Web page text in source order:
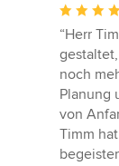
5
von
5
Sternen
“Herr
noch
Planung
von
Timm